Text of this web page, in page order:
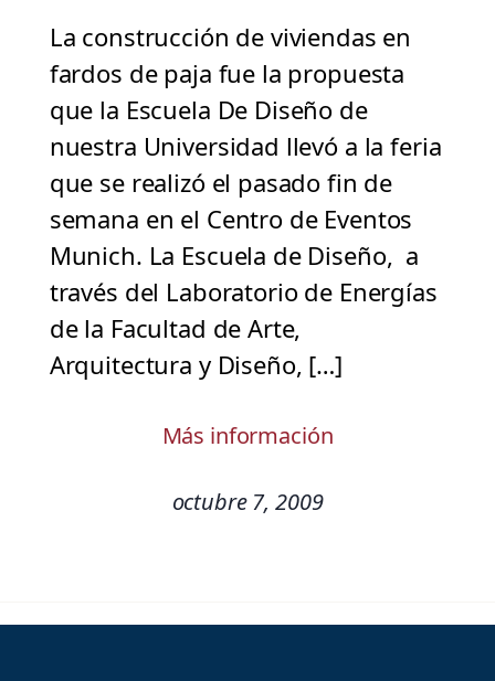
La construcción de viviendas en
fardos de paja fue la propuesta
que la Escuela De Diseño de
nuestra Universidad llevó a la feria
que se realizó el pasado fin de
semana en el Centro de Eventos
Munich. La Escuela de Diseño, a
través del Laboratorio de Energías
de la Facultad de Arte,
Arquitectura y Diseño, […]
Más información
octubre 7, 2009